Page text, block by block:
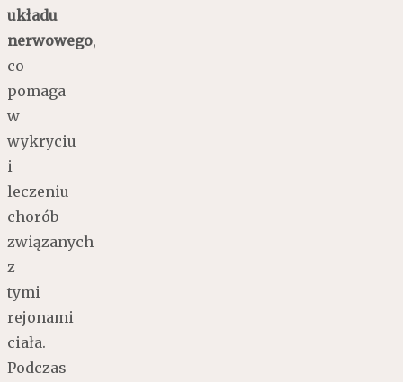
układu
nerwowego,
co
pomaga
w
wykryciu
i
leczeniu
chorób
związanych
z
tymi
rejonami
ciała.
Podczas